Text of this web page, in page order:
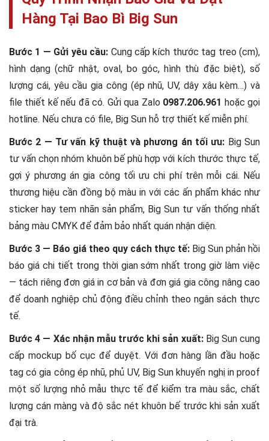
Hàng Tại Bao Bì Big Sun
Bước 1 — Gửi yêu cầu: Cung cấp kích thước tag treo (cm),
hình dạng (chữ nhật, oval, bo góc, hình thù đặc biệt), số
lượng cái, yêu cầu gia công (ép nhũ, UV, dây xâu kèm…) và
file thiết kế nếu đã có. Gửi qua Zalo 0987.206.961 hoặc gọi
hotline. Nếu chưa có file, Big Sun hỗ trợ thiết kế miễn phí.
Bước 2 — Tư vấn kỹ thuật và phương án tối ưu: Big Sun
tư vấn chọn nhóm khuôn bế phù hợp với kích thước thực tế,
gợi ý phương án gia công tối ưu chi phí trên mỗi cái. Nếu
thương hiệu cần đồng bộ màu in với các ấn phẩm khác như
sticker hay tem nhãn sản phẩm, Big Sun tư vấn thống nhất
bảng màu CMYK để đảm bảo nhất quán nhận diện.
Bước 3 — Báo giá theo quy cách thực tế: Big Sun phản hồi
báo giá chi tiết trong thời gian sớm nhất trong giờ làm việc
— tách riêng đơn giá in cơ bản và đơn giá gia công nâng cao
để doanh nghiệp chủ động điều chỉnh theo ngân sách thực
tế.
Bước 4 — Xác nhận mẫu trước khi sản xuất:Big Sun cung
cấp mockup bố cục để duyệt. Với đơn hàng lần đầu hoặc
tag có gia công ép nhũ, phủ UV, Big Sun khuyến nghị in proof
một số lượng nhỏ mẫu thực tế để kiểm tra màu sắc, chất
lượng cán màng và độ sắc nét khuôn bế trước khi sản xuất
đại trà.